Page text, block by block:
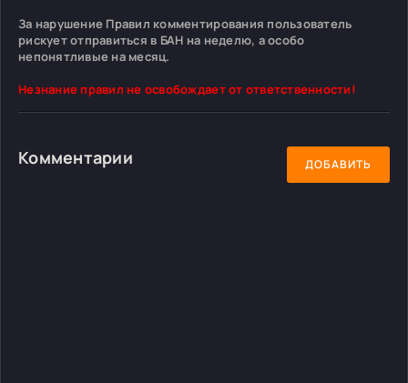
За нарушение Правил комментирования пользователь
рискует отправиться в БАН на неделю, а особо
непонятливые на месяц.
Незнание правил не освобождает от ответственности!
Комментарии ДОБАВИТЬ